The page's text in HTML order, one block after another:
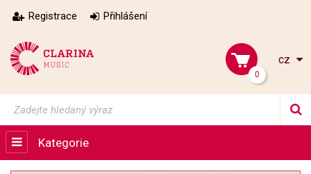
Registrace Přihlášení
0
cz
Kategorie